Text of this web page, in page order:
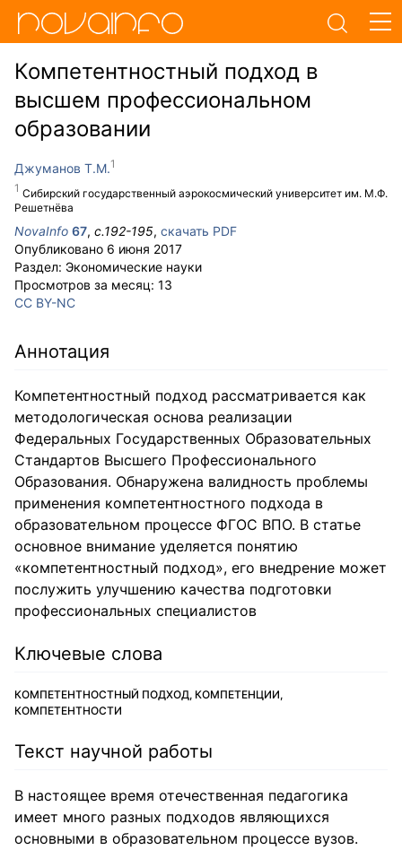
Компетентностный подход в
высшем профессиональном
образовании
Джуманов Т.М.
Сибирский государственный аэрокосмический университет им. М.Ф.
Решетнёва
NovaInfo 67, с.192-195, скачать PDF
Опубликовано 6 июня 2017
Раздел: Экономические науки
Просмотров за месяц: 13
CC BY-NC
Аннотация
Компетентностный подход рассматривается как
методологическая основа реализации
Федеральных Государственных Образовательных
Стандартов Высшего Профессионального
Образования. Обнаружена валидность проблемы
применения компетентностного подхода в
образовательном процессе ФГОС ВПО. В статье
основное внимание уделяется понятию
«компетентностный подход», его внедрение может
послужить улучшению качества подготовки
профессиональных специалистов
Ключевые слова
КОМПЕТЕНТНОСТНЫЙ ПОДХОД, КОМПЕТЕНЦИИ,
КОМПЕТЕНТНОСТИ
Текст научной работы
В настоящее время отечественная педагогика
имеет много разных подходов являющихся
основными в образовательном процессе вузов.